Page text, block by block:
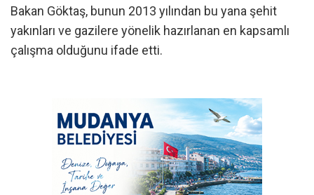
Bakan Göktaş, bunun 2013 yılından bu yana şehit
yakınları ve gazilere yönelik hazırlanan en kapsamlı
çalışma olduğunu ifade etti.